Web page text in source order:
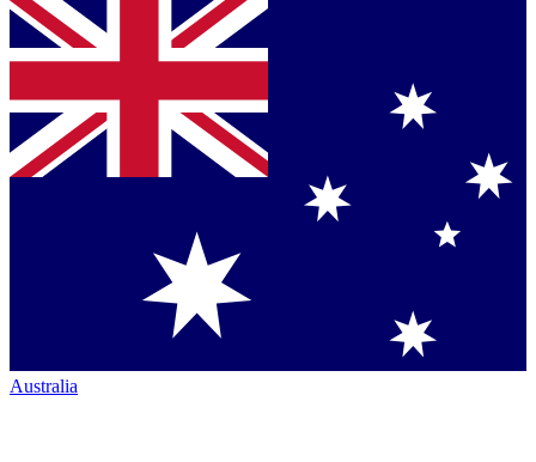
Australia